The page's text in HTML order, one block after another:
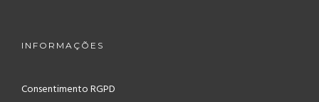
INFORMAÇÕES
Consentimento RGPD